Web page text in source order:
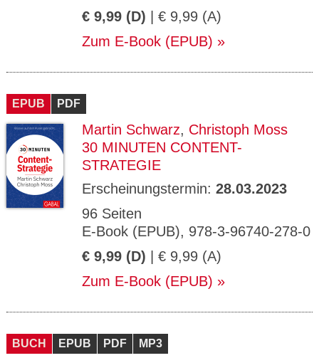
€ 9,99 (D) | € 9,99 (A)
Zum E-Book (EPUB)
EPUB PDF
Martin Schwarz, Christoph Moss
30 MINUTEN CONTENT-
STRATEGIE
Erscheinungstermin: 28.03.2023
96 Seiten
E-Book (EPUB), 978-3-96740-278-0
€ 9,99 (D) | € 9,99 (A)
Zum E-Book (EPUB)
BUCH EPUB PDF MP3